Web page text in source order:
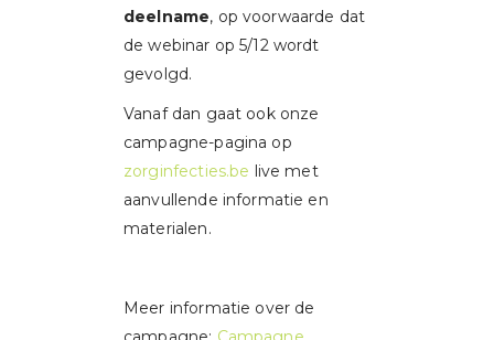
deelname, op voorwaarde dat
de webinar op 5/12 wordt
gevolgd.
Vanaf dan gaat ook onze
campagne-pagina op
zorginfecties.be live met
aanvullende informatie en
materialen.
Meer informatie over de